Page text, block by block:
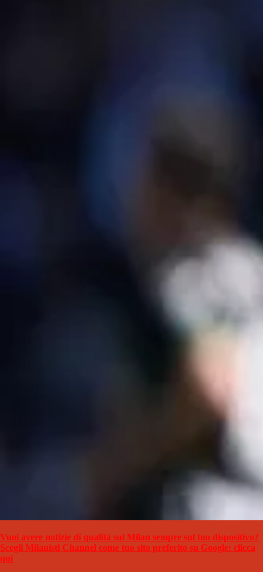
Vuoi avere notizie di qualità sul Milan sempre sul tuo dispositivo?
Scegli Milanisti Channel come tuo sito preferito su Google: clicca
qui